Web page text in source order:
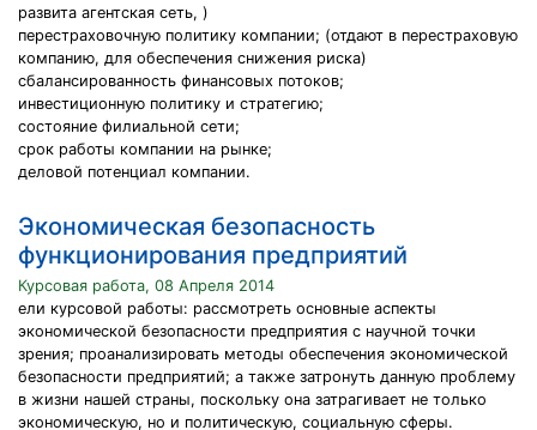
развита агентская сеть, )
перестраховочную политику компании; (отдают в перестраховую
компанию, для обеспечения снижения риска)
сбалансированность финансовых потоков;
инвестиционную политику и стратегию;
состояние филиальной сети;
срок работы компании на рынке;
деловой потенциал компании.
Экономическая безопасность
функционирования предприятий
Курсовая работа, 08 Апреля 2014
ели курсовой работы: рассмотреть основные аспекты
экономической безопасности предприятия с научной точки
зрения; проанализировать методы обеспечения экономической
безопасности предприятий; а также затронуть данную проблему
в жизни нашей страны, поскольку она затрагивает не только
экономическую, но и политическую, социальную сферы.